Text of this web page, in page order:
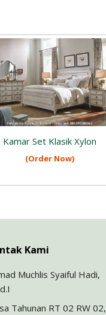
Kamar Set Klasik Xylon
(Order Now)
Kami
Muchlis Syaiful Hadi,
Tahunan RT 02 RW 02,